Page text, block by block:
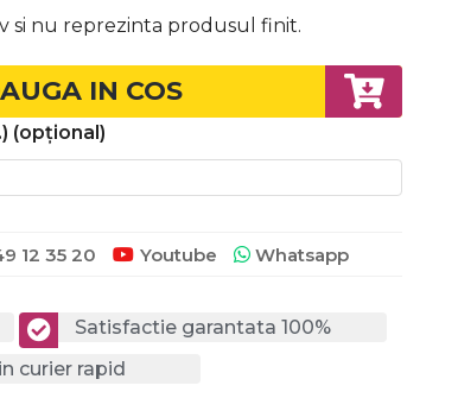
si nu reprezinta produsul finit.
IN COS
(opțional)
12 35 20 Youtube Whatsapp
Satisfactie garantata 100%
curier rapid